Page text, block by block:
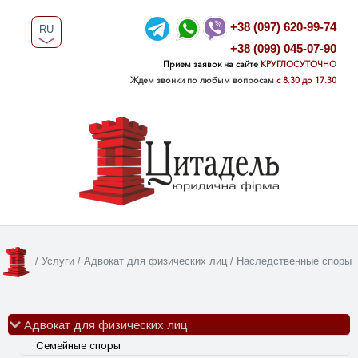
RU
+38 (097) 620-99-74
+38 (099) 045-07-90
Прием заявок на сайте КРУГЛОСУТОЧНО
Ждем звонки по любым вопросам с 8.30 до 17.30
/ Услуги / Адвокат для физических лиц / Наследственные споры
Адвокат для физических лиц
Семейные споры